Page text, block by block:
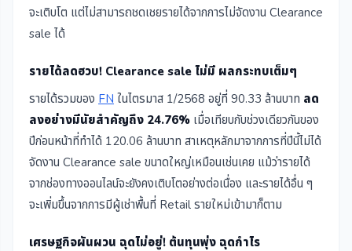
จะเติบโต แต่ไม่สามารถชดเชยรายได้จากการไม่จัดงาน Clearance
sale ได้
รายได้ลดฮวบ! Clearance sale ไม่มี ผลกระทบเต็มๆ
รายได้รวมของ FN ในไตรมาส 1/2568 อยู่ที่ 90.33 ล้านบาท ลด
ลงอย่างมีนัยสำคัญถึง 24.76% เมื่อเทียบกับช่วงเดียวกันของ
ปีก่อนหน้าที่ทำได้ 120.06 ล้านบาท สาเหตุหลักมาจากการที่ปีนี้ไม่ได้
จัดงาน Clearance sale ขนาดใหญ่เหมือนเช่นเคย แม้ว่ารายได้
จากช่องทางออนไลน์จะยังคงเติบโตอย่างต่อเนื่อง และรายได้อื่น ๆ
จะเพิ่มขึ้นจากการมีผู้เช่าพื้นที่ Retail รายใหม่เข้ามาก็ตาม
เศรษฐกิจผันผวน ฉุดไม่อยู่! ต้นทุนพุ่ง ฉุดกำไร